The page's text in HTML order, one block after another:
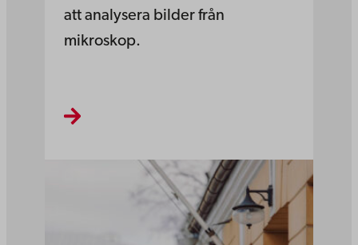
att analysera bilder från
mikroskop.